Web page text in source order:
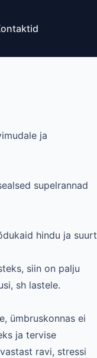
ja
supelrannad
hindu ja suurt
siin on palju
sh lastele.
ümbruskonnas ei
ja tervise
ravi, stressi